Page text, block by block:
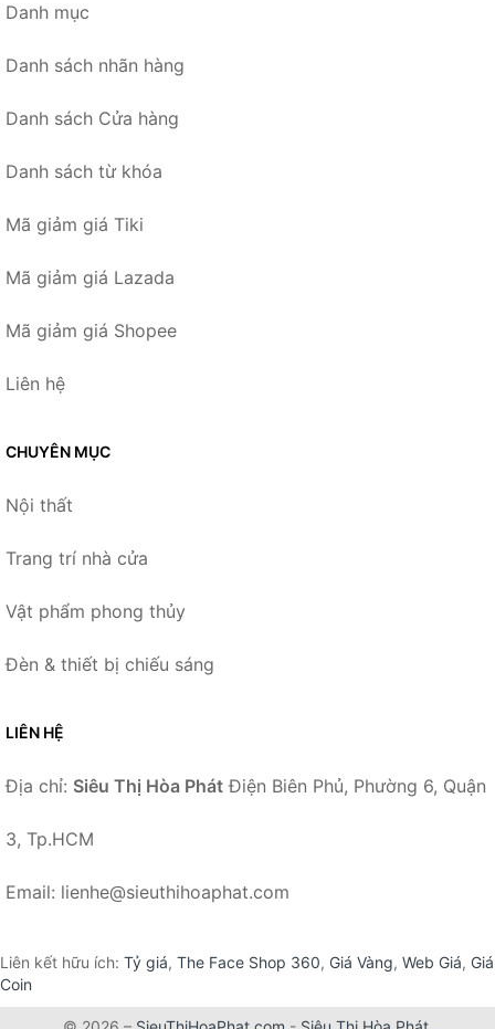
Danh mục
Danh sách nhãn hàng
Danh sách Cửa hàng
Danh sách từ khóa
Mã giảm giá Tiki
Mã giảm giá Lazada
Mã giảm giá Shopee
Liên hệ
CHUYÊN MỤC
Nội thất
Trang trí nhà cửa
Vật phẩm phong thủy
Đèn & thiết bị chiếu sáng
LIÊN HỆ
Địa chỉ: Siêu Thị Hòa Phát Điện Biên Phủ, Phường 6, Quận
3, Tp.HCM
Email: lienhe@sieuthihoaphat.com
Liên kết hữu ích: Tỷ giá, The Face Shop 360, Giá Vàng, Web Giá, Giá
Coin